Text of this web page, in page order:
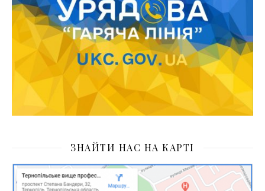
ЗНАЙТИ НАС НА КАРТІ